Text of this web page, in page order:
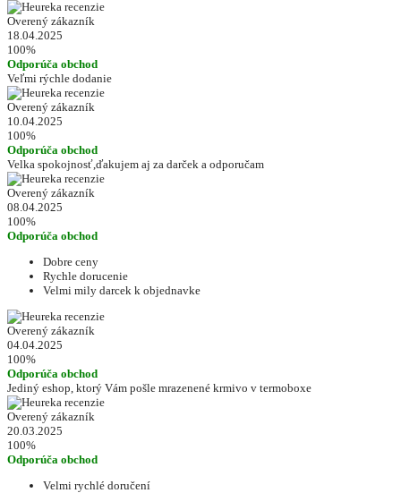
Overený zákazník
18.04.2025
100%
Odporúča obchod
Veľmi rýchle dodanie
Overený zákazník
10.04.2025
100%
Odporúča obchod
Velka spokojnosť,ďakujem aj za darček a odporučam
Overený zákazník
08.04.2025
100%
Odporúča obchod
Dobre ceny
Rychle dorucenie
Velmi mily darcek k objednavke
Overený zákazník
04.04.2025
100%
Odporúča obchod
Jediný eshop, ktorý Vám pošle mrazenené krmivo v termoboxe
Overený zákazník
20.03.2025
100%
Odporúča obchod
Velmi rychlé doručení